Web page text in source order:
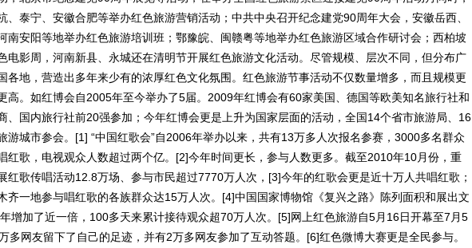
、泰宁、安徽合肥等举办红色旅游营销活动；中共中央召开纪念建党90周年大会，安徽岳西、
南安阳等地举办红色旅游培训班；鄂豫皖、闽赣粤等地举办红色旅游区域合作研讨会；西柏坡
电影周，河南新县、永城还在清明节开展红色旅游文化活动。尽管规模、层次不同，但分布广
各地，营造出多年来少有的浓厚红色文化氛围。红色旅游节事活动不仅数量增多，而且规模更
高。如红博会自2005年至今举办了5届。2009年红博会有60家美国、德国等欧美知名旅行社和
、国内旅行社前20强参加；今年红博会更是上升为国家层面的活动，全国14个省市旅游局、16
游城市参会。[1] “中国红歌会”自2006年举办以来，共有13万多人次报名参赛，3000多名群众
红歌，电视观众人数超过两个亿。[2]今年时间更长，参与人数更多。截至2010年10月份，重
红歌传唱活动12.8万场、参与市民超过7770万人次，[3]今年的红歌会更是近十万人共唱红歌；
齐一地参与唱红歌的各族群众达15万人次。[4]中国国家博物馆《复兴之路》陈列面积和展出文
增加了近一倍，100多天来累计接待观众超70万人次。[5]网上红色旅游自5月16日开幕至7月5
多网友留下了自己的足迹，并有2万多网友参加了互动答题。[6]红色微博大赛更是全民参与。